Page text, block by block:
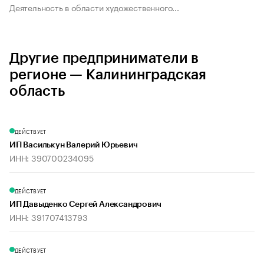
Деятельность в области художественного...
Другие предприниматели в
регионе — Калининградская
область
ДЕЙСТВУЕТ
ИП Василькун Валерий Юрьевич
ИНН: 390700234095
ДЕЙСТВУЕТ
ИП Давыденко Сергей Александрович
ИНН: 391707413793
ДЕЙСТВУЕТ